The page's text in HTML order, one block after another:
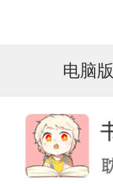
电脑版